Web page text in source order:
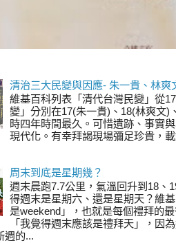
清治三大民變與因應- 朱一貴、林爽
維基百科列表「清代台灣民變」從
變」分別在17(朱一貴)、18(林爽文)
時四年時間最久。可惜遺跡、事實
現代化。有幸拜謁現場彌足珍貴，
周末到底是星期幾？
週末晨跑7.7公里，氣溫回升到18、
得週末是星期六、還是星期天？維
是weekend」，也就是每個禮拜的
「我覺得週末應該是禮拜天」，因
週的...